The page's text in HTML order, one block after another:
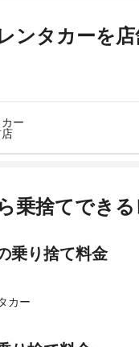
ンタカーを
ー
店
丹駅より徒歩で約4分（送迎
詳細ページはこちら
乗捨てでき
乗り捨て料金
カー